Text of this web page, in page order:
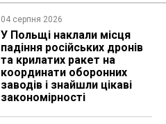
04 серпня 2026
У Польщі наклали місця
падіння російських дронів
та крилатих ракет на
координати оборонних
заводів і знайшли цікаві
закономірності